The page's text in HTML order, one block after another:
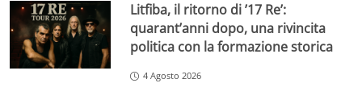
Litfiba, il ritorno di ’17 Re’:
quarant’anni dopo, una rivincita
politica con la formazione storica
4 Agosto 2026